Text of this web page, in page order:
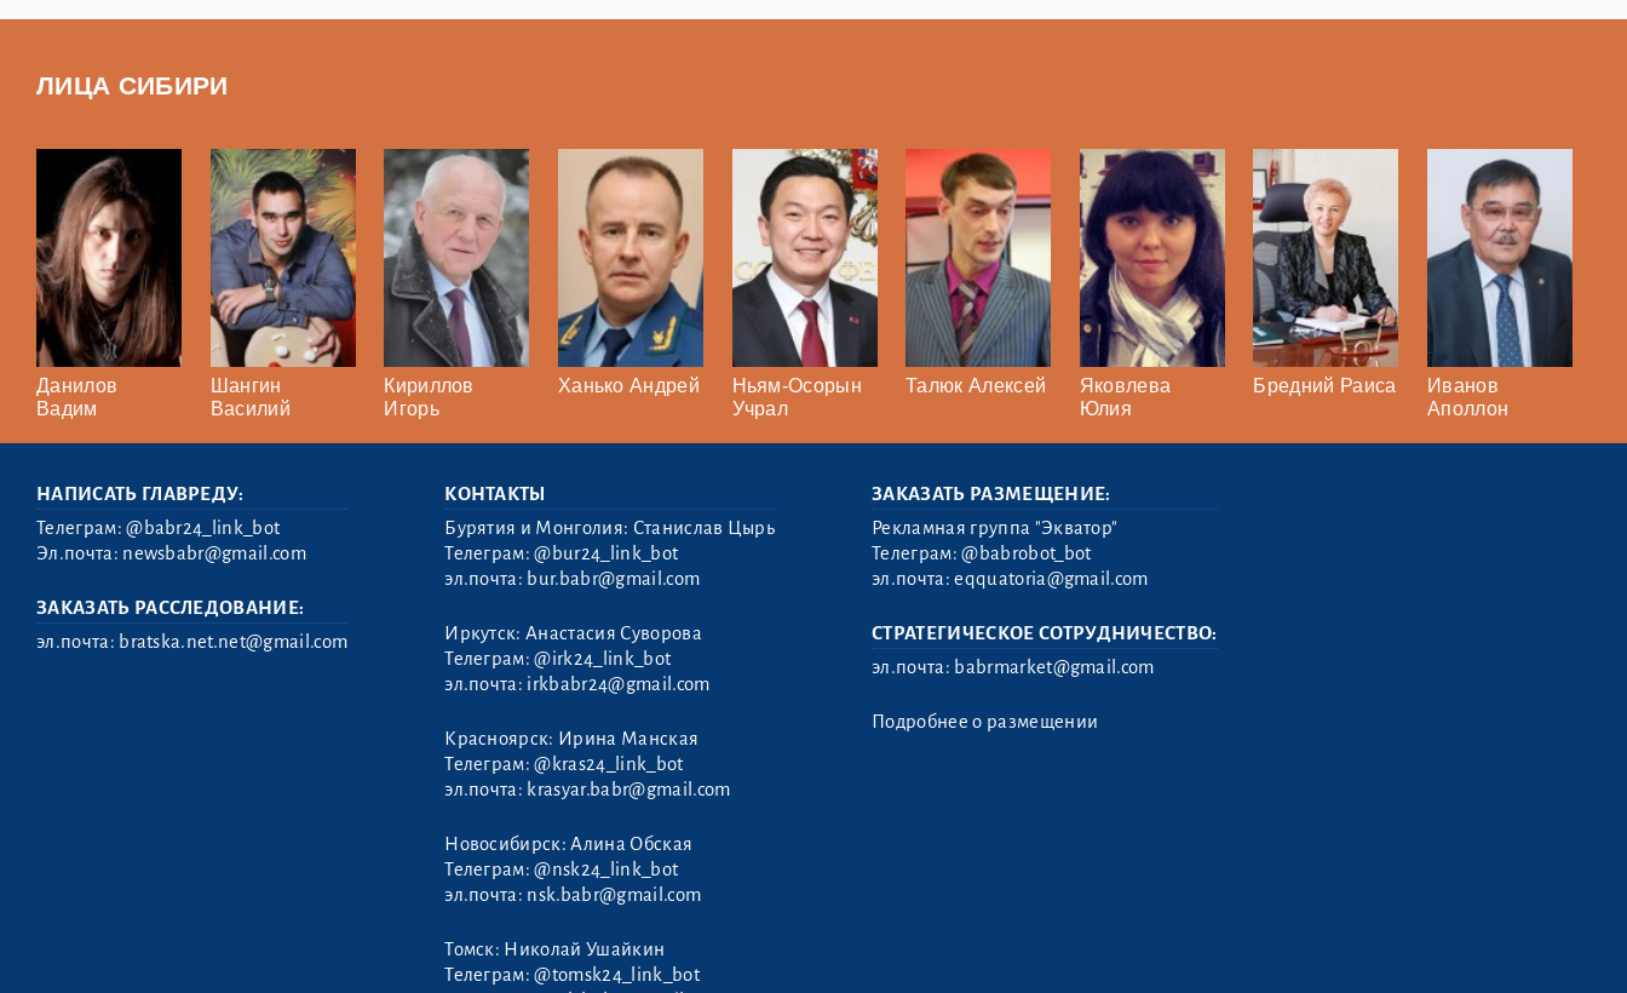
ЛИЦА СИБИРИ
Данилов
Вадим
Шангин
Василий
Кириллов
Игорь
Ханько Андрей
Ньям-Осорын
Учрал
Талюк Алексей
Яковлева
Юлия
Бредний Раиса
Иванов
Аполлон
НАПИСАТЬ ГЛАВРЕДУ:
Телеграм:@babr24_link_bot
Эл.почта: newsbabr@gmail.com
ЗАКАЗАТЬ РАССЛЕДОВАНИЕ:
эл.почта: bratska.net.net@gmail.com
КОНТАКТЫ
Бурятия и Монголия: Станислав Цырь
Телеграм:@bur24_link_bot
эл.почта: bur.babr@gmail.com
Иркутск: Анастасия Суворова
Телеграм:@irk24_link_bot
эл.почта: irkbabr24@gmail.com
Красноярск: Ирина Манская
Телеграм:@kras24_link_bot
эл.почта: krasyar.babr@gmail.com
Новосибирск: Алина Обская
Телеграм:@nsk24_link_bot
эл.почта: nsk.babr@gmail.com
Томск: Николай Ушайкин
Телеграм:@tomsk24_link_bot
ЗАКАЗАТЬ РАЗМЕЩЕНИЕ:
Рекламная группа "Экватор"
Телеграм:@babrobot_bot
эл.почта:eqquatoria@gmail.com
СТРАТЕГИЧЕСКОЕ СОТРУДНИЧЕСТВО:
эл.почта: babrmarket@gmail.com
Подробнее о размещении